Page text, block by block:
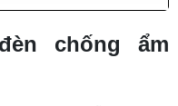
chống ẩm